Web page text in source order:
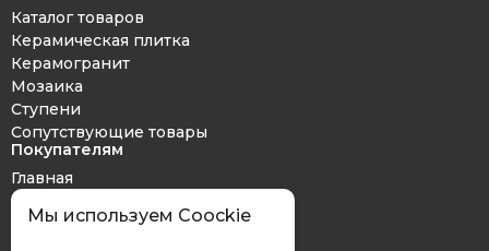
Каталог товаров
Керамическая плитка
Керамогранит
Мозаика
Ступени
Сопутствующие товары
Покупателям
Главная
Дизайн проект
Оплата и доставка
Мы используем Coockie